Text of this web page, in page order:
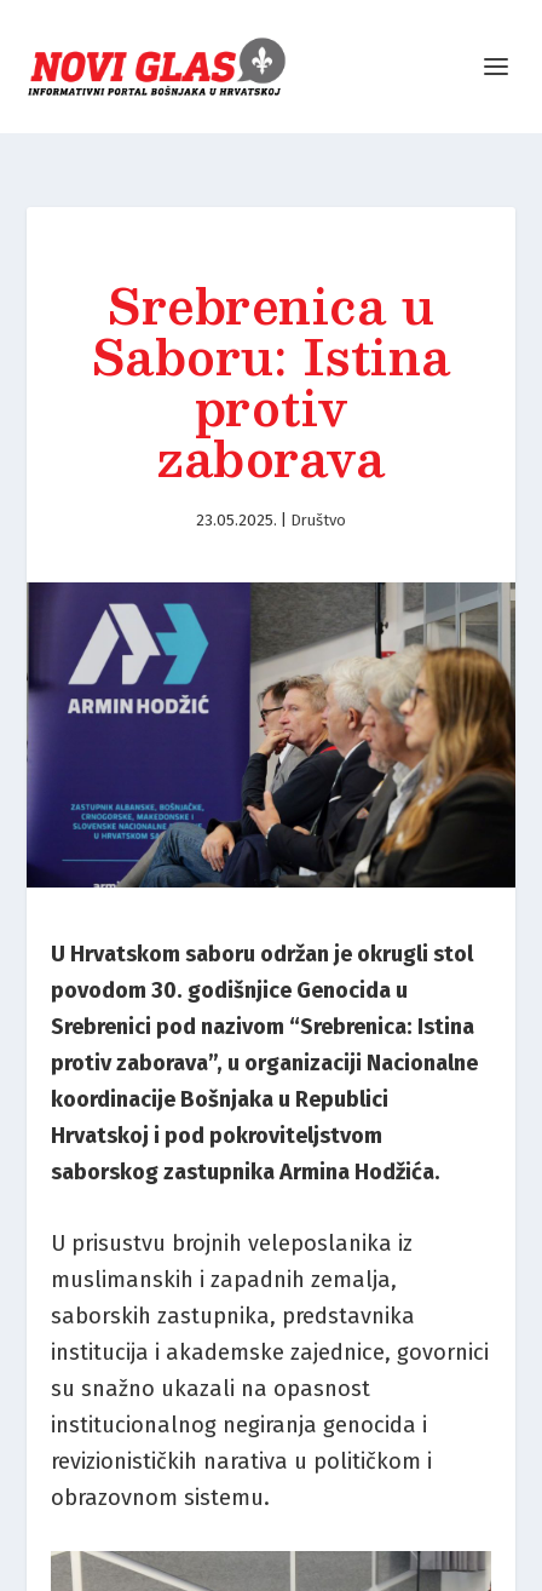
Srebrenica u
Saboru: Istina
protiv
zaborava
23.05.2025. Društvo
U Hrvatskomsaboru održan je okruglistol
povodom30. godišnjice Genocida u
Srebrenici pod nazivom “Srebrenica: Istina
protivzaborava”, u organizaciji Nacionalne
koordinacije Bošnjaka u Republici
Hrvatskoj i pod pokroviteljstvom
saborskogzastupnikaArmina Hodžića.
U prisustvu brojnihveleposlanika iz
muslimanskih izapadnihzemalja,
saborskihzastupnika, predstavnika
institucija i akademskezajednice, govornici
susnažno ukazali na opasnost
institucionalnog negiranja genocida i
revizionističkih narativa u političkom i
obrazovnomsistemu.